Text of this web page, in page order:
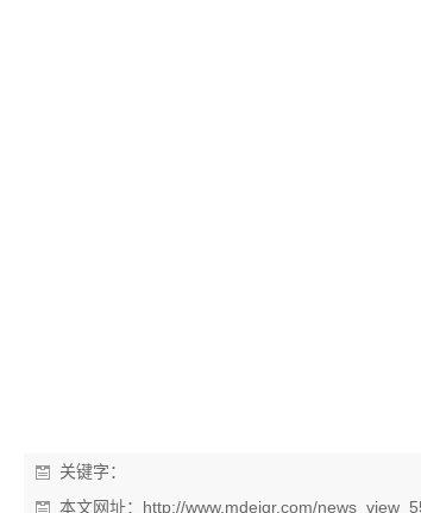
关键字：
本文网址： http://www.mdejqr.com/